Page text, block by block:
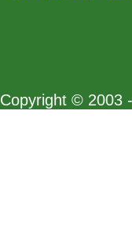
Copyright © 2003